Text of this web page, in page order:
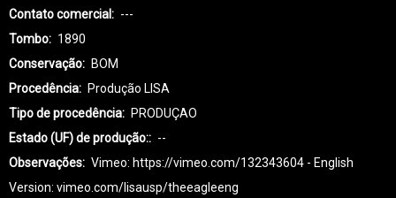
Contato comercial
---
Tombo
1890
Conservação
BOM
Procedência
Produção LISA
Tipo de procedência
PRODUÇAO
Estado (UF) de produção:
--
Observações
Vimeo: https://vimeo.com/132343604 - English
Version: vimeo.com/lisausp/theeagleeng